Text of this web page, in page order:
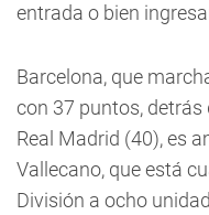
entrada o bien
Barcelona, que
con 37 puntos, detrás
Real Madrid (40), es
Vallecano, que está
División a ocho